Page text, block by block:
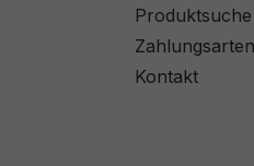
Produktsuche
Zahlungsarten
Kontakt